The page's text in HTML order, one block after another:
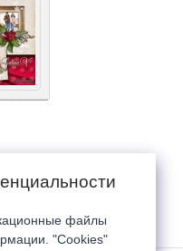
файлы
"Cookies"